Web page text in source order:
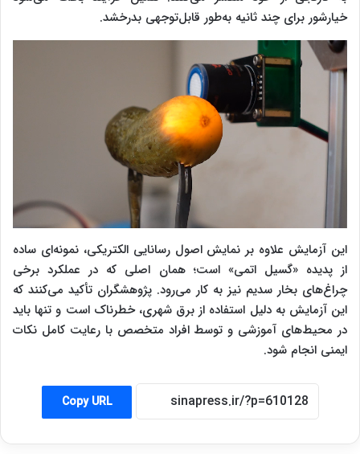
خیارشور برای چند ثانیه به‌طور قابل‌توجهی بدرخشد.
این آزمایش علاوه بر نمایش اصول رسانایی الکتریکی، نمونه‌ای ساده
از پدیده «گسیل اتمی» است؛ همان اصلی که در عملکرد برخی
چراغ‌های بخار سدیم نیز به کار می‌رود. پژوهشگران تأکید می‌کنند که
این آزمایش به دلیل استفاده از برق شهری، خطرناک است و تنها باید
در محیط‌های آموزشی و توسط افراد متخصص با رعایت کامل نکات
ایمنی انجام شود.
Copy URL